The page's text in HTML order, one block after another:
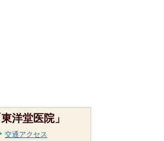
洋堂医院」
交通アクセス